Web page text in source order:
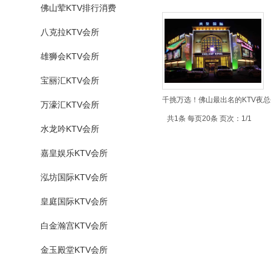
佛山荤KTV排行消费
八克拉KTV会所
雄狮会KTV会所
宝丽汇KTV会所
万濠汇KTV会所
水龙吟KTV会所
嘉皇娱乐KTV会所
泓坊国际KTV会所
皇庭国际KTV会所
白金瀚宫KTV会所
金玉殿堂KTV会所
千挑万选！佛山最出名的KTV夜
共1条 每页20条 页次：1/1